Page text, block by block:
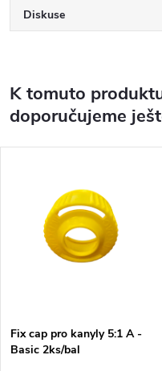
Diskuse
K tomuto
doporučujeme
Fix cap pro kanyly 5:1 A -
Basic 2ks/bal